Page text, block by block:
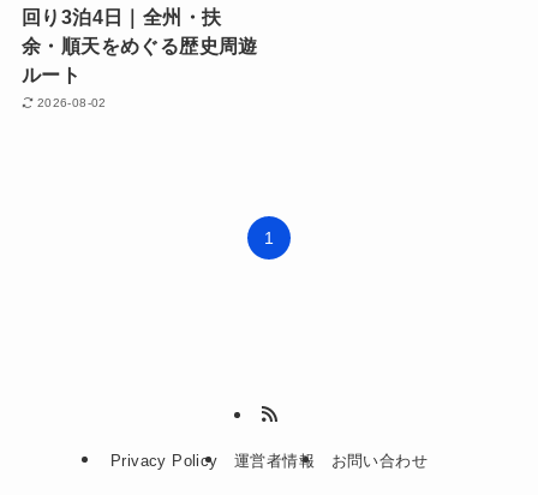
回り3泊4日｜全州・扶
余・順天をめぐる歴史周遊
ルート
2026-08-02
1
Privacy Policy 運営者情報 お問い合わせ